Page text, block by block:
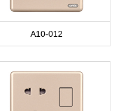
A10-012